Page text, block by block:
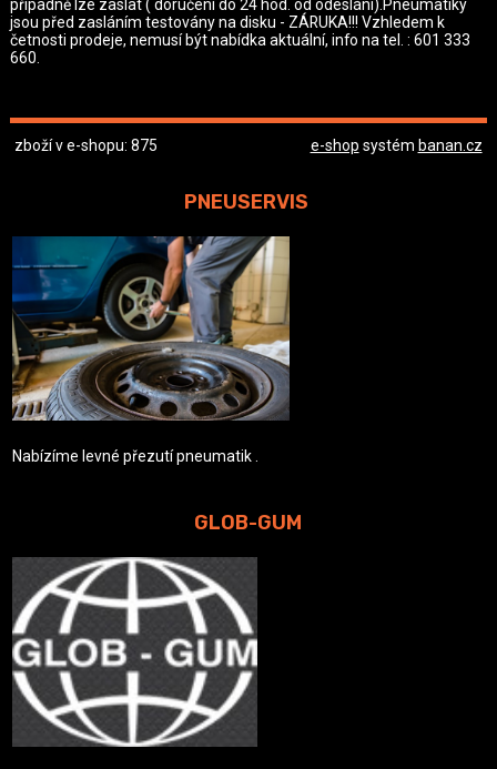
případně lze zaslat ( doručení do 24 hod. od odeslání).Pneumatiky
jsou před zasláním testovány na disku - ZÁRUKA!!! Vzhledem k
četnosti prodeje, nemusí být nabídka aktuální, info na tel. : 601 333
660.
zboží v e-shopu: 875 e-shop systém banan.cz
PNEUSERVIS
Nabízíme levné přezutí pneumatik .
GLOB-GUM